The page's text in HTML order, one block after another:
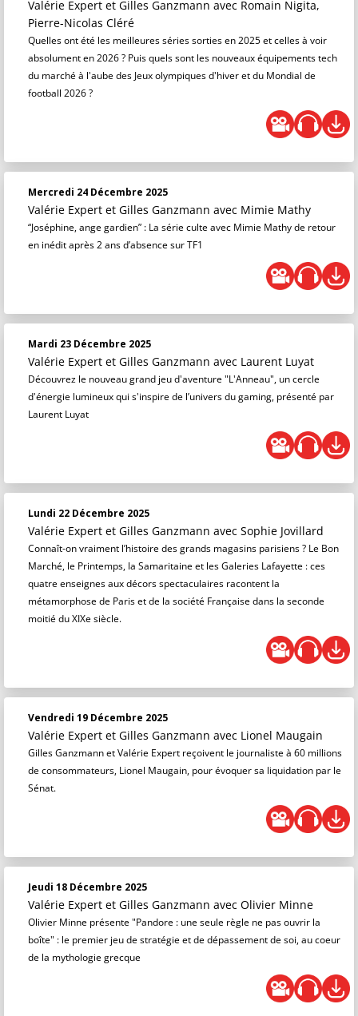
Valérie Expert et Gilles Ganzmann avec Romain Nigita,
Pierre-Nicolas Cléré
Quelles ont été les meilleures séries sorties en 2025 et celles à voir
absolument en 2026 ? Puis quels sont les nouveaux équipements tech
du marché à l'aube des Jeux olympiques d'hiver et du Mondial de
football 2026 ?
Mercredi 24 Décembre 2025
Valérie Expert et Gilles Ganzmann avec Mimie Mathy
“Joséphine, ange gardien” : La série culte avec Mimie Mathy de retour
en inédit après 2 ans d’absence sur TF1
Mardi 23 Décembre 2025
Valérie Expert et Gilles Ganzmann avec Laurent Luyat
Découvrez le nouveau grand jeu d'aventure "L'Anneau", un cercle
d'énergie lumineux qui s'inspire de l’univers du gaming, présenté par
Laurent Luyat
Lundi 22 Décembre 2025
Valérie Expert et Gilles Ganzmann avec Sophie Jovillard
Connaît-on vraiment l’histoire des grands magasins parisiens ? Le Bon
Marché, le Printemps, la Samaritaine et les Galeries Lafayette : ces
quatre enseignes aux décors spectaculaires racontent la
métamorphose de Paris et de la société Française dans la seconde
moitié du XIXe siècle.
Vendredi 19 Décembre 2025
Valérie Expert et Gilles Ganzmann avec Lionel Maugain
Gilles Ganzmann et Valérie Expert reçoivent le journaliste à 60 millions
de consommateurs, Lionel Maugain, pour évoquer sa liquidation par le
Sénat.
Jeudi 18 Décembre 2025
Valérie Expert et Gilles Ganzmann avec Olivier Minne
Olivier Minne présente "Pandore : une seule règle ne pas ouvrir la
boîte" : le premier jeu de stratégie et de dépassement de soi, au coeur
de la mythologie grecque